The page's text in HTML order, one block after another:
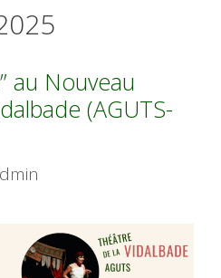
au Nouveau
(AGUTS-